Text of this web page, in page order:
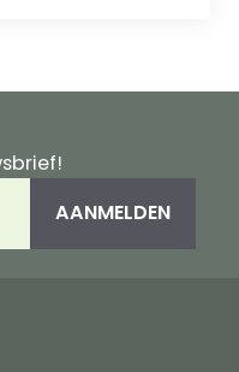
AANMELDEN